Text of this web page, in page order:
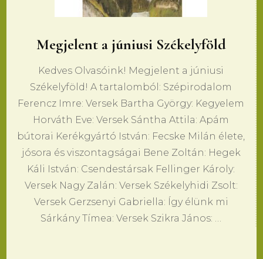
Megjelent a júniusi Székelyföld
Kedves Olvasóink! Megjelent a júniusi
Székelyföld! A tartalomból: Szépirodalom
Ferencz Imre: Versek Bartha György: Kegyelem
Horváth Eve: Versek Sántha Attila: Apám
bútorai Kerékgyártó István: Fecske Milán élete,
jósora és viszontagságai Bene Zoltán: Hegek
Káli István: Csendestársak Fellinger Károly:
Versek Nagy Zalán: Versek Székelyhidi Zsolt:
Versek Gerzsenyi Gabriella: Így élünk mi
Sárkány Tímea: Versek Szikra János: …